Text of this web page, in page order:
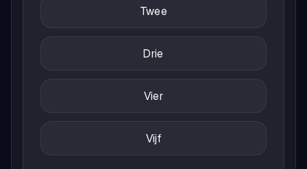
Twee
Drie
Vier
Vijf